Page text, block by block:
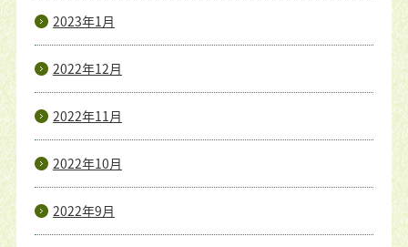
2023年1月
2022年12月
2022年11月
2022年10月
2022年9月